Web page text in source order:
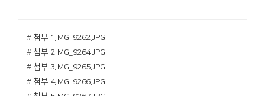
# 첨부 1.IMG_9262.JPG
# 첨부 2.IMG_9264.JPG
# 첨부 3.IMG_9265.JPG
# 첨부 4.IMG_9266.JPG